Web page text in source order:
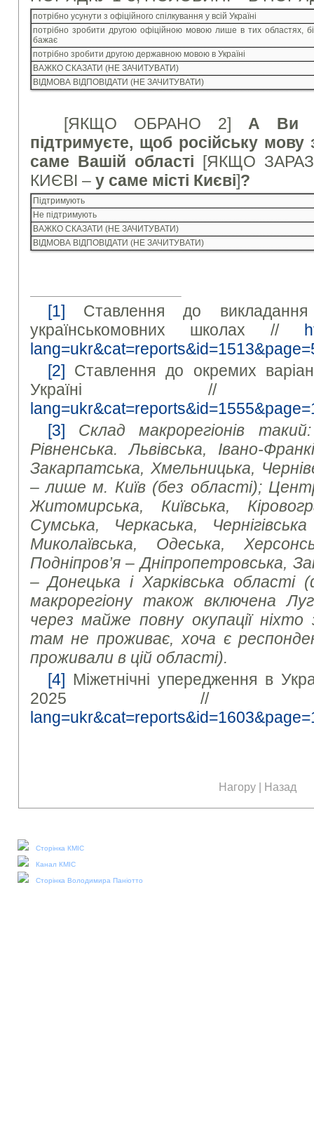
потрібно усунути з офіційного спілкування у всій Україні
потрібно зробити другою офіційною мовою лише в тих областях,
бажає
потрібно зробити другою державною мовою в Україні
ВАЖКО СКАЗАТИ (НЕ ЗАЧИТУВАТИ)
ВІДМОВА ВІДПОВІДАТИ (НЕ ЗАЧИТУВАТИ)
[ЯКЩО ОБРАНО 2] А Ви
підтримуєте, щоб російську
саме Вашій області [ЯКЩО
КИЄВІ – у саме місті Києві]?
Підтримують
Не підтримують
ВАЖКО СКАЗАТИ (НЕ ЗАЧИТУВАТИ)
ВІДМОВА ВІДПОВІДАТИ (НЕ ЗАЧИТУВАТИ)
[1] Ставлення до
українськомовних школах //
[2] Ставлення до окремих
Україні
[3]
Склад макрорегіонів
Рівненська. Львівська, Івано-
Закарпатська, Хмельницька,
– лише м. Київ (без області);
Житомирська, Київська,
Сумська, Черкаська,
Миколаївська, Одеська,
Подніпров’я – Дніпропетровська,
– Донецька і Харківська області
макрорегіону також включена
через майже повну окупації ніхто
там не проживає, хоча є
проживали в цій області).
[4] Міжетнічні упередження в
2025
Нагору | Назад
Сторінка КМІС
Канал КМІС
Сторінка Володимира Паніотто